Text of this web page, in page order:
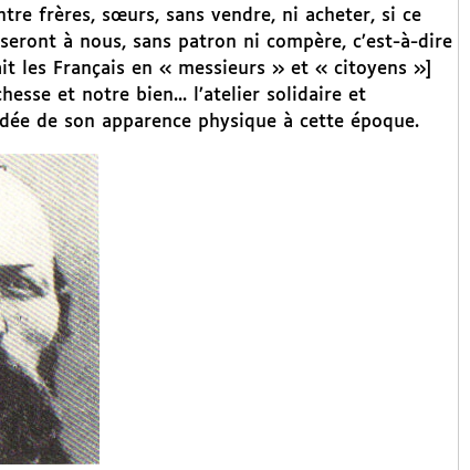
frères, sœurs, sans vendre, ni acheter, si ce
à nous, sans patron ni compère, c’est-à-dire
les Français en « messieurs » et « citoyens »]
et notre bien... l’atelier solidaire et
de son apparence physique à cette époque.